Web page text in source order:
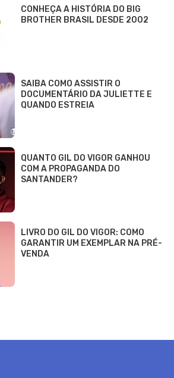
CONHEÇA A HISTÓRIA DO BIG
BROTHER BRASIL DESDE 2002
SAIBA COMO ASSISTIR O
DOCUMENTÁRIO DA JULIETTE E
QUANDO ESTREIA
QUANTO GIL DO VIGOR GANHOU
COM A PROPAGANDA DO
SANTANDER?
LIVRO DO GIL DO VIGOR: COMO
GARANTIR UM EXEMPLAR NA PRÉ-
VENDA